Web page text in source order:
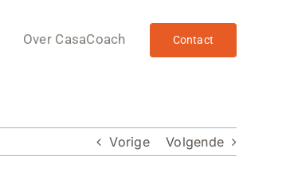
Over CasaCoach Contact
Vorige Volgende